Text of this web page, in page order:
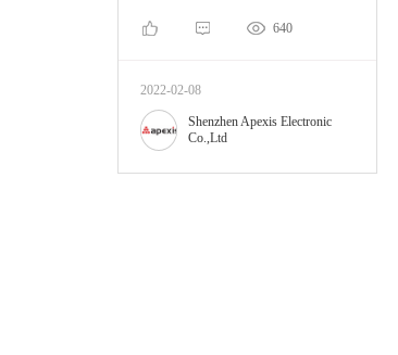
640
2022-02-08
Shenzhen Apexis Electronic
Co.,Ltd